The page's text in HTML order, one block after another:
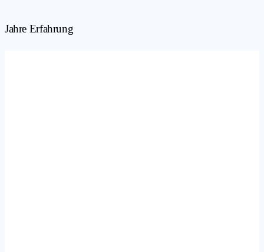
Jahre Erfahrung